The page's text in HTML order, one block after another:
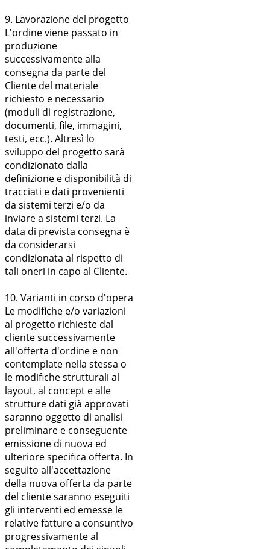
9. Lavorazione del progetto
L'ordine viene passato in
produzione
successivamente alla
consegna da parte del
Cliente del materiale
richiesto e necessario
(moduli di registrazione,
documenti, file, immagini,
testi, ecc.). Altresì lo
sviluppo del progetto sarà
condizionato dalla
definizione e disponibilità di
tracciati e dati provenienti
da sistemi terzi e/o da
inviare a sistemi terzi. La
data di prevista consegna è
da considerarsi
condizionata al rispetto di
tali oneri in capo al Cliente.
10. Varianti in corso d'opera
Le modifiche e/o variazioni
al progetto richieste dal
cliente successivamente
all'offerta d'ordine e non
contemplate nella stessa o
le modifiche strutturali al
layout, al concept e alle
strutture dati già approvati
saranno oggetto di analisi
preliminare e conseguente
emissione di nuova ed
ulteriore specifica offerta. In
seguito all'accettazione
della nuova offerta da parte
del cliente saranno eseguiti
gli interventi ed emesse le
relative fatture a consuntivo
progressivamente al